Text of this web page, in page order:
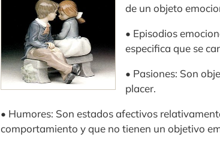
de un objeto
• Episodios
especifica que se
• Pasiones: Son
placer.
• Humores: Son estados afectivos
comportamiento y que no tienen un objetivo